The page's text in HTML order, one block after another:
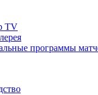
TV
программы